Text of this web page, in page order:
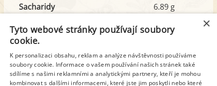
Sacharidy
6.89 g
Tuk
z toho nas. mastné kyseliny
81.59 g
33.49 g
×
Tyto webové stránky používají soubory
cookie.
K personalizaci obsahu, reklam a analýze návštěvnosti používáme
soubory cookie. Informace o vašem používání našich stránek také
sdílíme s našimi reklamními a analytickými partnery, kteří je mohou
kombinovat s dalšími informacemi, které jste jim poskytli nebo které